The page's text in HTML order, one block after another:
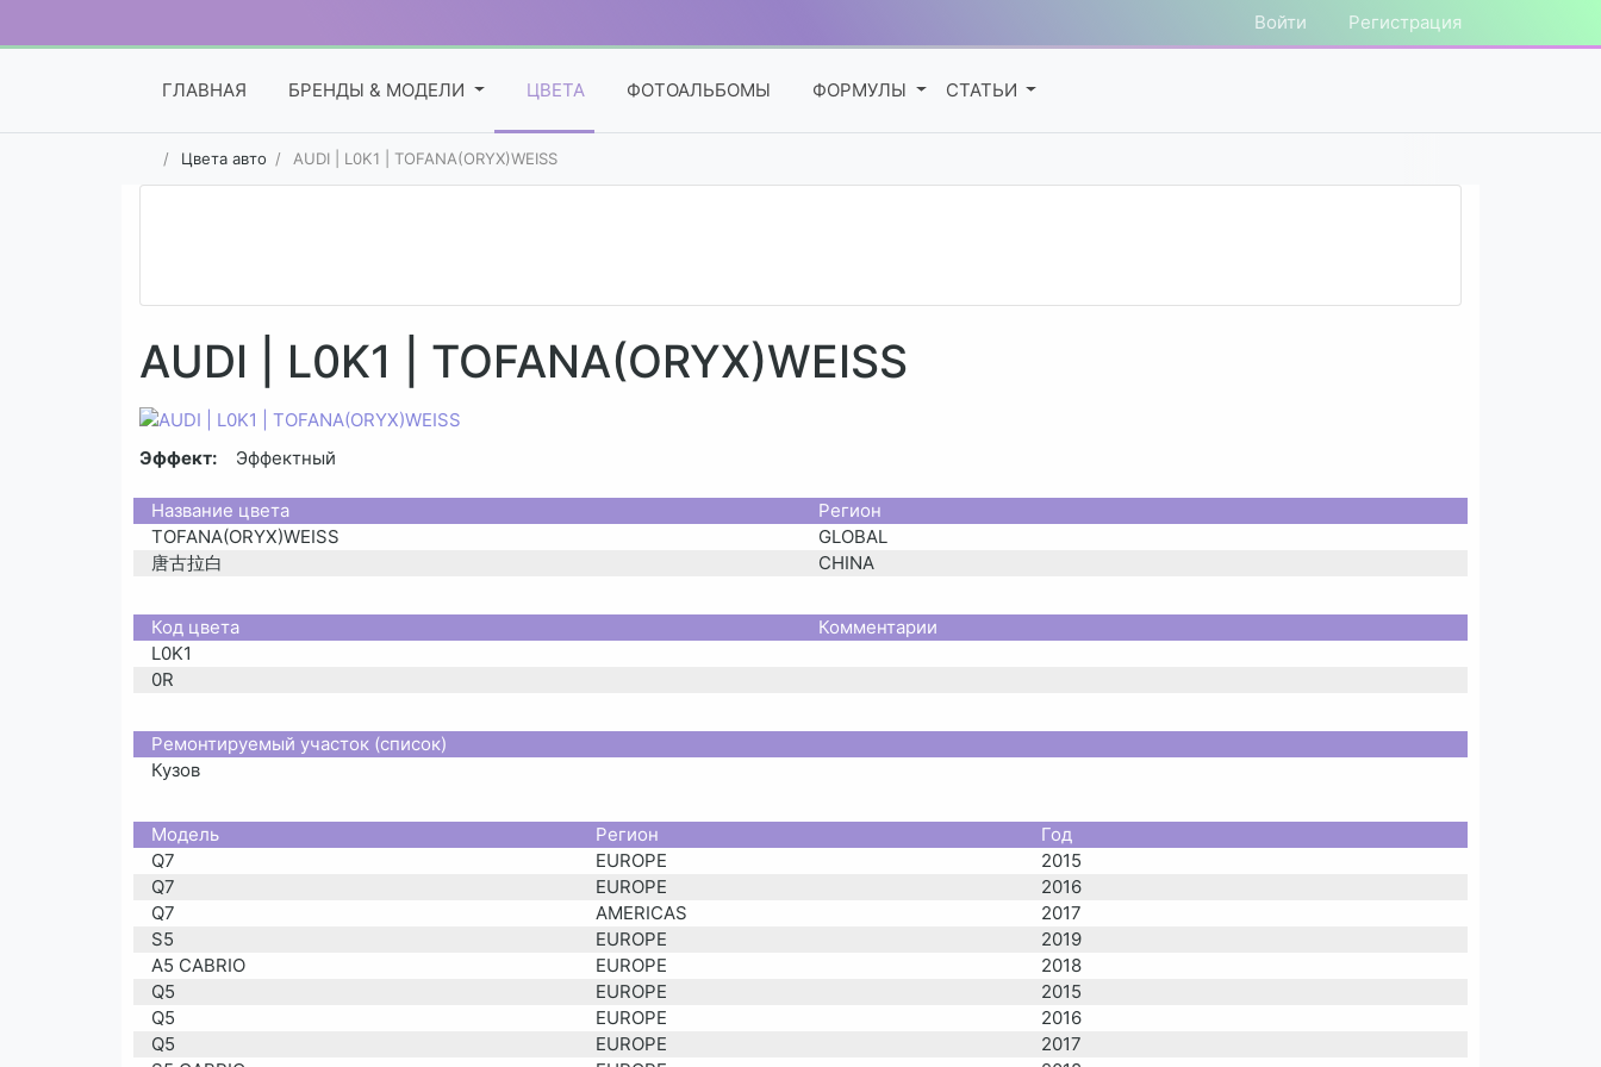
Войти Регистрация
ГЛАВНАЯ БРЕНДЫ & МОДЕЛИ ЦВЕТА ФОТОАЛЬБОМЫ ФОРМУЛЫ СТАТЬИ
Цвета авто AUDI | L0K1 | TOFANA(ORYX)WEISS
AUDI | L0K1 | TOFANA(ORYX)WEISS
Эффект: Эффектный
Название цвета
Регион
TOFANA(ORYX)WEISS
GLOBAL
唐古拉白
CHINA
Код цвета
Комментарии
L0K1
0R
Ремонтируемый участок (список)
Кузов
Moдель Регион
Год
Q7
EUROPE
2015
Q7
EUROPE
2016
Q7
AMERICAS
2017
S5
EUROPE
2019
A5 CABRIO
EUROPE
2018
Q5
EUROPE
2015
Q5
EUROPE
2016
Q5
EUROPE
2017